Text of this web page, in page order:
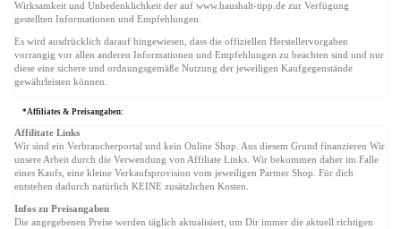
Wirksamkeit und Unbedenklichkeit der auf www.haushalt-tipp.de zur Verfügung
gestellten Informationen und Empfehlungen.
Es wird ausdrücklich darauf hingewiesen, dass die offiziellen Herstellervorgaben
vorrangig vor allen anderen Informationen und Empfehlungen zu beachten sind und nur
diese eine sichere und ordnungsgemäße Nutzung der jeweiligen Kaufgegenstände
gewährleisten können.
*Affiliates & Preisangaben:
Affilitate Links
Wir sind ein Verbraucherportal und kein Online Shop. Aus diesem Grund finanzieren Wir
unsere Arbeit durch die Verwendung von Affiliate Links. Wir bekommen daher im Falle
eines Kaufs, eine kleine Verkaufsprovision vom jeweiligen Partner Shop. Für dich
entstehen dadurch natürlich KEINE zusätzlichen Kosten.
Infos zu Preisangaben
Die angegebenen Preise werden täglich aktualisiert, um Dir immer die aktuell richtigen